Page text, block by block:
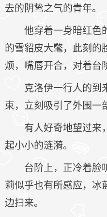
去的阴鸷之气的青年。
他穿着一身暗红色
的雪貂皮大氅，此刻的
烦，嘴唇开合，对着台
克洛伊一行人的到
束，立刻吸引了外围一
有人好奇地望过来
起小小的涟漪。
台阶上，正冷着脸
莉似乎也有所感应，冰
边扫来。